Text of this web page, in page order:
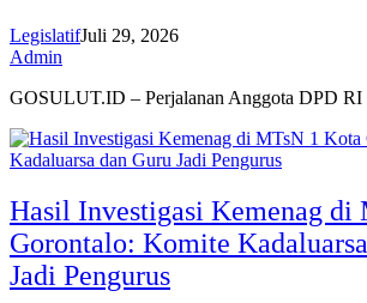
LegislatifJuli 29, 2026
Admin
GOSULUT.ID – Perjalanan Anggota DPD
Hasil Investigasi Kemenag di
Gorontalo: Komite
Jadi Pengurus